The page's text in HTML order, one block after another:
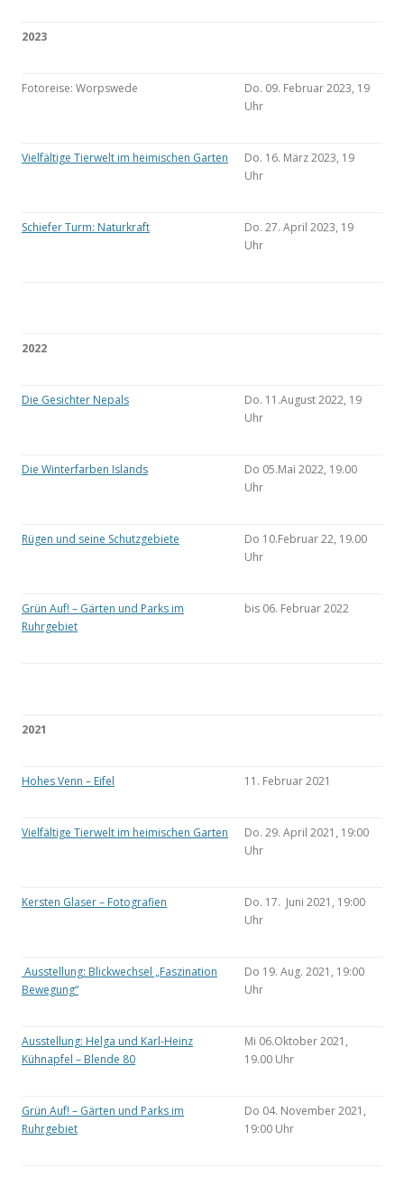
2023
Fotoreise: Worpswede
Do. 09. Februar 2023, 19
Uhr
Vielfältige Tierwelt im heimischen Garten
Do. 16. März 2023, 19
Uhr
Schiefer Turm: Naturkraft
Do. 27. April 2023, 19
Uhr
2022
Die Gesichter Nepals
Do. 11.August 2022, 19
Uhr
Die Winterfarben Islands
Do 05.Mai 2022, 19.00
Uhr
Rügen und seine Schutzgebiete
Do 10.Februar 22, 19.00
Uhr
Grün Auf! – Gärten und Parks im
Ruhrgebiet
bis 06. Februar 2022
2021
Hohes Venn – Eifel 11. Februar 2021
Vielfältige Tierwelt im heimischen Garten
Do. 29. April 2021, 19:00
Uhr
Kersten Glaser – Fotografien
Do. 17. Juni 2021, 19:00
Uhr
Ausstellung: Blickwechsel „Faszination
Bewegung“
Do 19. Aug. 2021, 19:00
Uhr
Ausstellung: Helga und Karl-Heinz
Kühnapfel – Blende 80
Mi 06.Oktober 2021,
19.00 Uhr
Grün Auf! – Gärten und Parks im
Ruhrgebiet
Do 04. November 2021,
19:00 Uhr